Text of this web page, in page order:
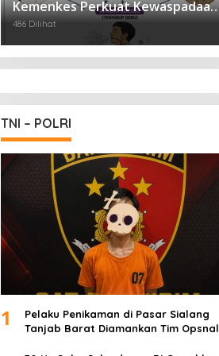
Kemenkes Perkuat Kewaspadaan
Virus Hanta
486 Dilihat
TNI – POLRI
1
Pelaku Penikaman di Pasar Sialang
Tanjab Barat Diamankan Tim Opsnal